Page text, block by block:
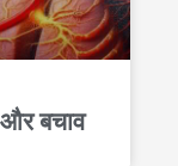
बचाव